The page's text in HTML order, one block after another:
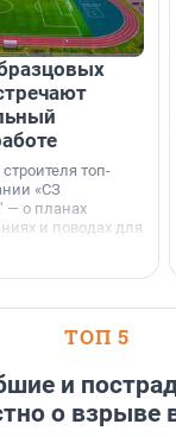
топ-
«СЗ
— о планах
и поводах для
ТОП 5
и
о взрыве